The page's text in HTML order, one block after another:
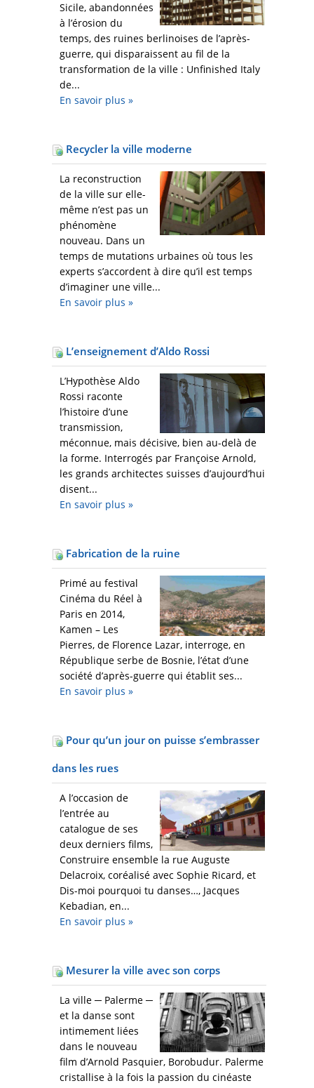
Sicile, abandonnées
à l’érosion du
temps, des ruines berlinoises de l’après-
guerre, qui disparaissent au fil de la
transformation de la ville : Unfinished Italy
de...
En savoir plus »
Recycler la ville moderne
La reconstruction
de la ville sur elle-
même n’est pas un
phénomène
nouveau. Dans un
temps de mutations urbaines où tous les
experts s’accordent à dire qu’il est temps
d’imaginer une ville...
En savoir plus »
L’enseignement d’Aldo Rossi
L’Hypothèse Aldo
Rossi raconte
l’histoire d’une
transmission,
méconnue, mais décisive, bien au-delà de
la forme. Interrogés par Françoise Arnold,
les grands architectes suisses d’aujourd’hui
disent...
En savoir plus »
Fabrication de la ruine
Primé au festival
Cinéma du Réel à
Paris en 2014,
Kamen – Les
Pierres, de Florence Lazar, interroge, en
République serbe de Bosnie, l’état d’une
société d’après-guerre qui établit ses...
En savoir plus »
Pour qu’un jour on puisse s’embrasser
dans les rues
A l’occasion de
l’entrée au
catalogue de ses
deux derniers films,
Construire ensemble la rue Auguste
Delacroix, coréalisé avec Sophie Ricard, et
Dis-moi pourquoi tu danses…, Jacques
Kebadian, en...
En savoir plus »
Mesurer la ville avec son corps
La ville ─ Palerme ─
et la danse sont
intimement liées
dans le nouveau
film d’Arnold Pasquier, Borobudur. Palerme
cristallise à la fois la passion du cinéaste